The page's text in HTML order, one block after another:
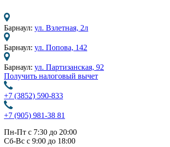
Барнаул: ул. Взлетная, 2л
Барнаул: ул. Попова, 142
Барнаул: ул. Партизанская, 92
Получить налоговый вычет
+7 (3852) 590-833
+7 (905) 981-38 81
Пн-Пт с 7:30 до 20:00
Сб-Вс с 9:00 до 18:00